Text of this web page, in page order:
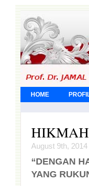
HOME
August 9th,
“DENGAN
YANG